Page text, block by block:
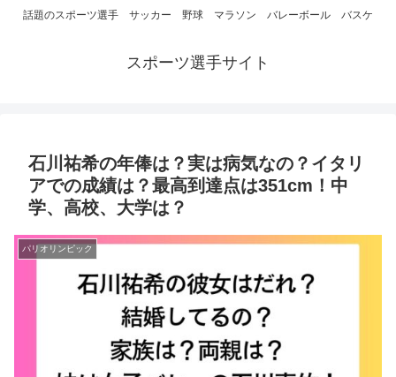
話題のスポーツ選手 サッカー 野球 マラソン バレーボール バスケ
スポーツ選手サイト
石川祐希の年俸は？実は病気なの？イタリ
アでの成績は？最高到達点は351cm！中
学、高校、大学は？
パリオリンピック